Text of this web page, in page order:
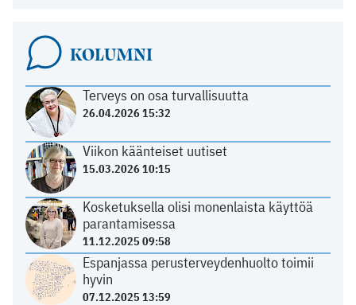
KOLUMNI
Terveys on osa turvallisuutta
26.04.2026 15:32
Viikon käänteiset uutiset
15.03.2026 10:15
Kosketuksella olisi monenlaista käyttöä
parantamisessa
11.12.2025 09:58
Espanjassa perusterveydenhuolto toimii
hyvin
07.12.2025 13:59